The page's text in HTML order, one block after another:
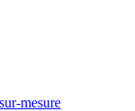
mesure